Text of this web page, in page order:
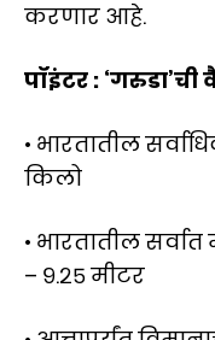
करणार आहे.
पॉइंटर : ‘गरुडा’ची
• भारतातील
किलो
• भारतातील
– ९.२५ मीटर